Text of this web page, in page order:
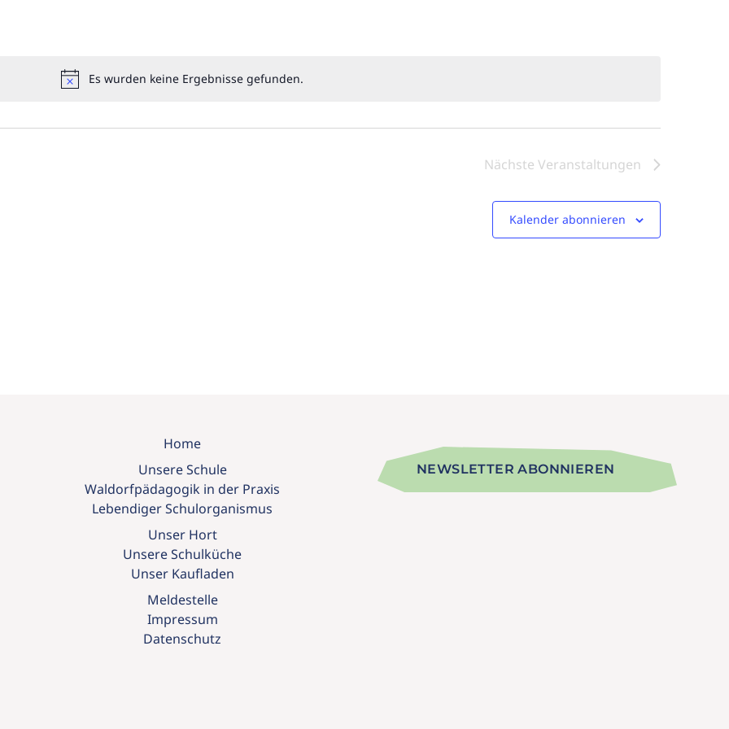
Hinweis
Es wurden keine Ergebnisse gefunden.
Nächste Veranstaltungen
Kalender abonnieren
Home
Unsere Schule
Waldorfpädagogik in der Praxis
Lebendiger Schulorganismus
Unser Hort
Unsere Schulküche
Unser Kaufladen
Meldestelle
Impressum
Datenschutz
NEWSLETTER ABONNIEREN